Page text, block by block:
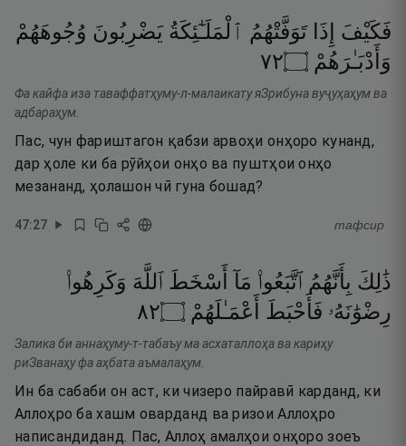
فَكَيْفَ إِذَا تَوَفَّتْهُمُ ٱلْمَلَـٰٓئِكَةُ يَضْرِبُونَ وُجُوهَهُمْ
وَأَدْبَـٰرَهُمْ ۝٢٧
Фа кайфа иза таваффатҳуму-л-малаикату яЗрибуна вуҷуҳаҳум ва
адбараҳум.
Пас, чун фариштагон қабзи арвоҳи онҳоро кунанд,
дар ҳоле ки ба рӯйҳои онҳо ва пуштҳои онҳо
мезананд, ҳолашон чӣ гуна бошад?
47:27 тафсир
ذَٰلِكَ بِأَنَّهُمُ ٱتَّبَعُوا۟ مَآ أَسْخَطَ ٱللَّهَ وَكَرِهُوا۟
رِضْوَٰنَهُۥ فَأَحْبَطَ أَعْمَـٰلَهُمْ ۝٢٨
Залика би аннаҳуму-т-табаъу ма асхаталлоҳа ва кариҳу
риЗванаҳу фа аҳбата аъмалаҳум.
Ин ба сабаби он аст, ки чизеро пайравӣ карданд, ки
Аллоҳро ба хашм оварданд ва ризои Аллоҳро
написандиданд. Пас, Аллоҳ амалҳои онҳоро зоеъ